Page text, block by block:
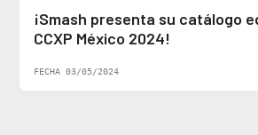
¡Smash presenta su catálogo
CCXP México 2024!
FECHA 03/05/2024